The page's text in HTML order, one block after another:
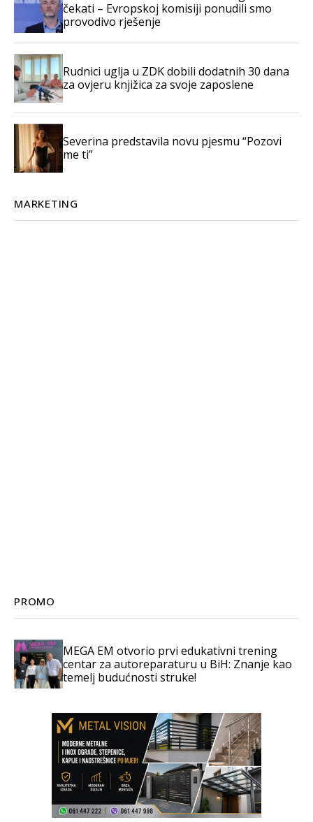
čekati – Evropskoj komisiji ponudili smo
provodivo rješenje
Rudnici uglja u ZDK dobili dodatnih 30 dana
za ovjeru knjižica za svoje zaposlene
Severina predstavila novu pjesmu “Pozovi
me ti”
MARKETING
PROMO
MEGA EM otvorio prvi edukativni trening
centar za autoreparaturu u BiH: Znanje kao
temelj budućnosti struke!